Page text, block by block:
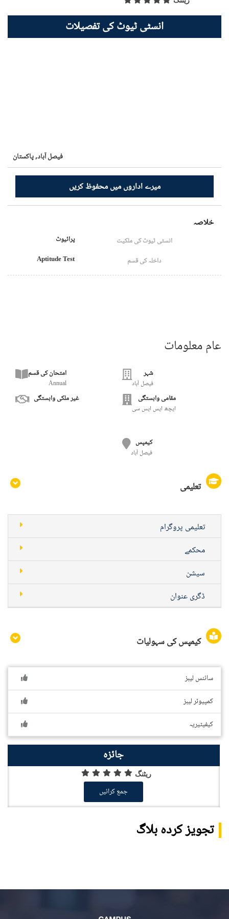
انسٹی ٹیوٹ کی تفصیلات
فيصل آباد,پاکستان
میرے اداروں میں محفوظ کریں
خلاصہ
انسٹی ٹیوٹ کی ملکیت
پرائیوٹ
داخلہ کی قسم
Aptitude Test
عام معلومات
شہر
فيصل آباد
امتحان کی قسم
Annual
مقامی وابستگی
ایچھ ایس ایس سی
غیر ملکی وابستگی
کیمپس
فيصل آباد
تعلیمی
تعلیمی پروگرام
محکمے
سیشن
ڈگری عنوان
کیمپس کی سہولیات
سائنس لیبز
کمپیوٹر لیبز
کیفیٹیریہ
جائزہ
ریٹنگ
جمع کرائیں
تجویز کردہ بلاگ